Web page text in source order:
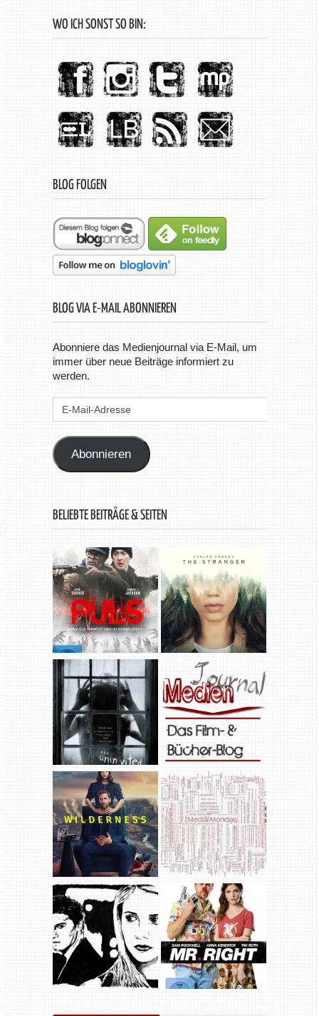
WO ICH SONST SO BIN:
BLOG FOLGEN
BLOG VIA E-MAIL ABONNIEREN
Abonniere das Medienjournal via E-Mail, um
immer über neue Beiträge informiert zu
werden.
Mail-
Abonnieren
BELIEBTE BEITRÄGE & SEITEN